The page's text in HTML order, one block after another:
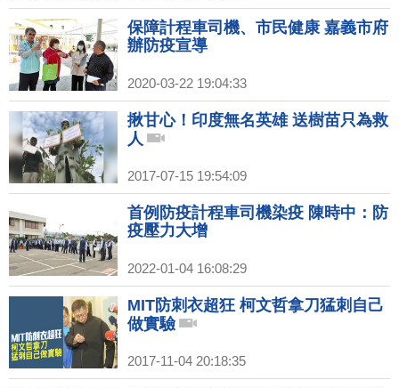
保障計程車司機、市民健康 嘉義市府
辦防疫宣導
2020-03-22 19:04:33
揪甘心！印度無名英雄 送樹苗只為救
人
2017-07-15 19:54:09
首例防疫計程車司機染疫 陳時中：防
疫壓力大增
2022-01-04 16:08:29
MIT防刺衣超狂 柯文哲拿刀猛刺自己
做實驗
2017-11-04 20:18:35